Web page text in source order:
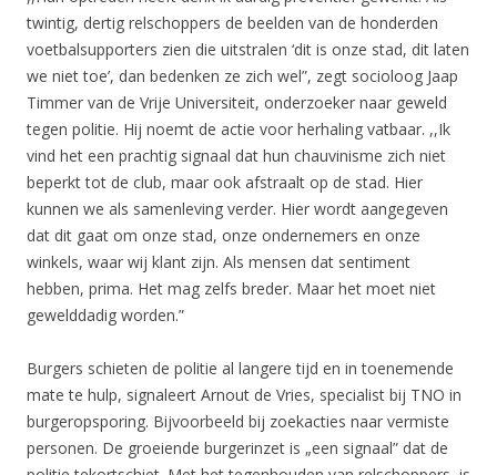
twintig, dertig relschoppers de beelden van de honderden
voetbalsupporters zien die uitstralen ‘dit is onze stad, dit laten
we niet toe’, dan bedenken ze zich wel”, zegt socioloog Jaap
Timmer van de Vrije Universiteit, onderzoeker naar geweld
tegen politie. Hij noemt de actie voor herhaling vatbaar. ,,Ik
vind het een prachtig signaal dat hun chauvinisme zich niet
beperkt tot de club, maar ook afstraalt op de stad. Hier
kunnen we als samenleving verder. Hier wordt aangegeven
dat dit gaat om onze stad, onze ondernemers en onze
winkels, waar wij klant zijn. Als mensen dat sentiment
hebben, prima. Het mag zelfs breder. Maar het moet niet
gewelddadig worden.”
Burgers schieten de politie al langere tijd en in toenemende
mate te hulp, signaleert Arnout de Vries, specialist bij TNO in
burgeropsporing. Bijvoorbeeld bij zoekacties naar vermiste
personen. De groeiende burgerinzet is „een signaal” dat de